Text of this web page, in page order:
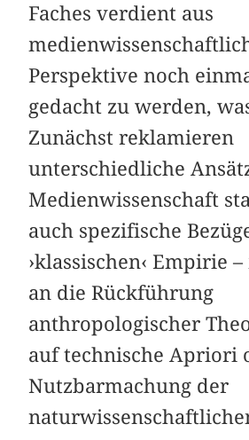
Faches verdient aus
Perspektive noch
gedacht zu werden,
Zunächst reklamieren
unterschiedliche
Medienwissenschaft
auch spezifische
›klassischen‹ Empirie
an die Rückführung
anthropologischer
auf technische Apriori
Nutzbarmachung der